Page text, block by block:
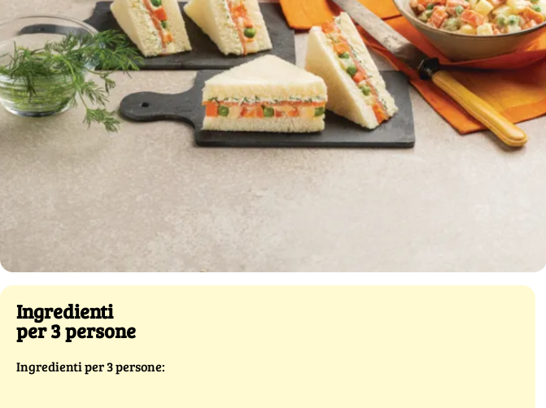
Ingredienti
per 3 persone
Ingredienti per 3 persone: